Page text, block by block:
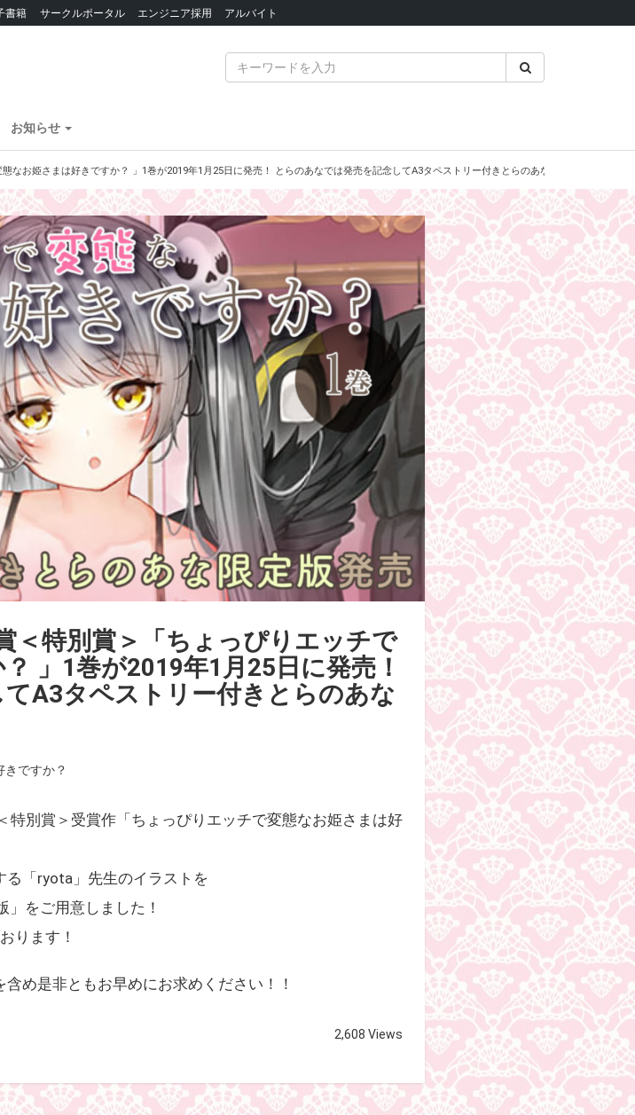
書籍 サークルポータル エンジニア採用 アルバイト
お知らせ
なお姫さまは好きですか？ 」1巻が2019年1月25日に発売！ とらのあなでは発売を記念してA3タペストリー付きとらのあな限定版を発売いた
＜特別賞＞「ちょっぴりエッチで
」1巻が2019年1月25日に発売！
A3タペストリー付きとらのあな
ですか？
特別賞＞受賞作「ちょっぴりエッチで変態なお姫さまは好
る「ryota」先生のイラストを
をご用意しました！
ります！
め是非ともお早めにお求めください！！
2,608 Views